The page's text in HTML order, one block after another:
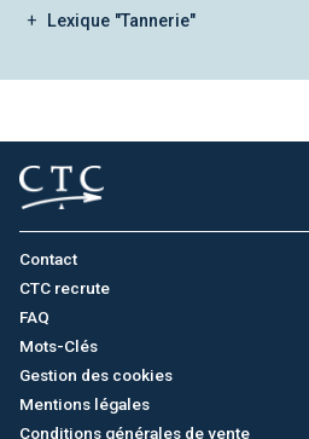
Lexique "Tannerie"
Contact
CTC recrute
FAQ
Mots-Clés
Gestion des cookies
Mentions légales
Conditions générales de vente